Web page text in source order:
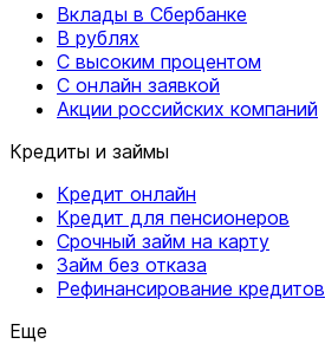
Вклады в Сбербанке
В рублях
С высоким процентом
С онлайн заявкой
Акции российских компаний
Кредиты и займы
Кредит онлайн
Кредит для пенсионеров
Срочный займ на карту
Займ без отказа
Рефинансирование кредитов
Еще